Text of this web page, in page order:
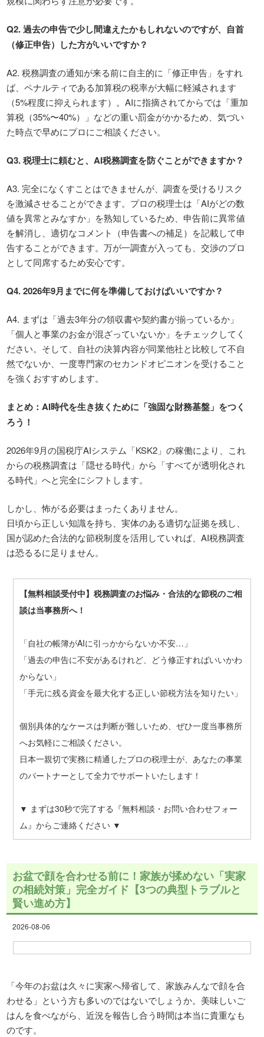
Q2.過去の申告で少し間違えたかもしれないのですが、自首
（修正申告）した方がいいですか？
A2. 税務調査の通知が来る前に自主的に「修正申告」をすれ
ば、ペナルティである加算税の税率が大幅に軽減されます
（5%程度に抑えられます）。AIに指摘されてからでは「重加
算税（35%〜40%）」などの重い罰金がかかるため、気づい
た時点で早めにプロにご相談ください。
Q3.税理士に頼むと、AI税務調査を防ぐことができますか？
A3. 完全になくすことはできませんが、調査を受けるリスク
を激減させることができます。プロの税理士は「AIがどの数
値を異常とみなすか」を熟知しているため、申告前に異常値
を解消し、適切なコメント（申告書への補足）を記載して申
告することができます。万が一調査が入っても、交渉のプロ
として同席するため安心です。
Q4. 2026年9月までに何を準備しておけばいいですか？
A4. まずは「過去3年分の領収書や契約書が揃っているか」
「個人と事業のお金が混ざっていないか」をチェックしてく
ださい。そして、自社の決算内容が同業他社と比較して不自
然でないか、一度専門家のセカンドオピニオンを受けること
を強くおすすめします。
まとめ：AI時代を生き抜くために「強固な財務基盤」をつく
ろう！
2026年9月の国税庁AIシステム「KSK2」の稼働により、これ
からの税務調査は「隠せる時代」から「すべてが透明化され
る時代」へと完全にシフトします。
しかし、怖がる必要はまったくありません。
日頃から正しい知識を持ち、実体のある適切な証拠を残し、
国が認めた合法的な節税制度を活用していれば、AI税務調査
は恐るるに足りません。
【無料相談受付中】税務調査のお悩み・合法的な節税のご相
談は当事務所へ！
「自社の帳簿がAIに引っかからないか不安…」
「過去の申告に不安があるけれど、どう修正すればいいかわ
からない」
「手元に残る資金を最大化する正しい節税方法を知りたい」
個別具体的なケースは判断が難しいため、ぜひ一度当事務所
へお気軽にご相談ください。
日本一親切で実務に精通したプロの税理士が、あなたの事業
のパートナーとして全力でサポートいたします！
▼ まずは30秒で完了する『無料相談・お問い合わせフォー
ム』からご連絡ください ▼
お盆で顔を合わせる前に！家族が揉めない「実家
の相続対策」完全ガイド【3つの典型トラブルと
賢い進め方】
2026-08-06
「今年のお盆は久々に実家へ帰省して、家族みんなで顔を合
わせる」という方も多いのではないでしょうか。美味しいご
はんを食べながら、近況を報告し合う時間は本当に貴重なも
のです。